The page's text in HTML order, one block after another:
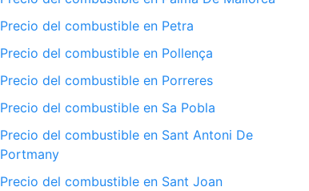
Precio del combustible en Petra
Precio del combustible en Pollença
Precio del combustible en Porreres
Precio del combustible en Sa Pobla
Precio del combustible en Sant Antoni De
Portmany
Precio del combustible en Sant Joan